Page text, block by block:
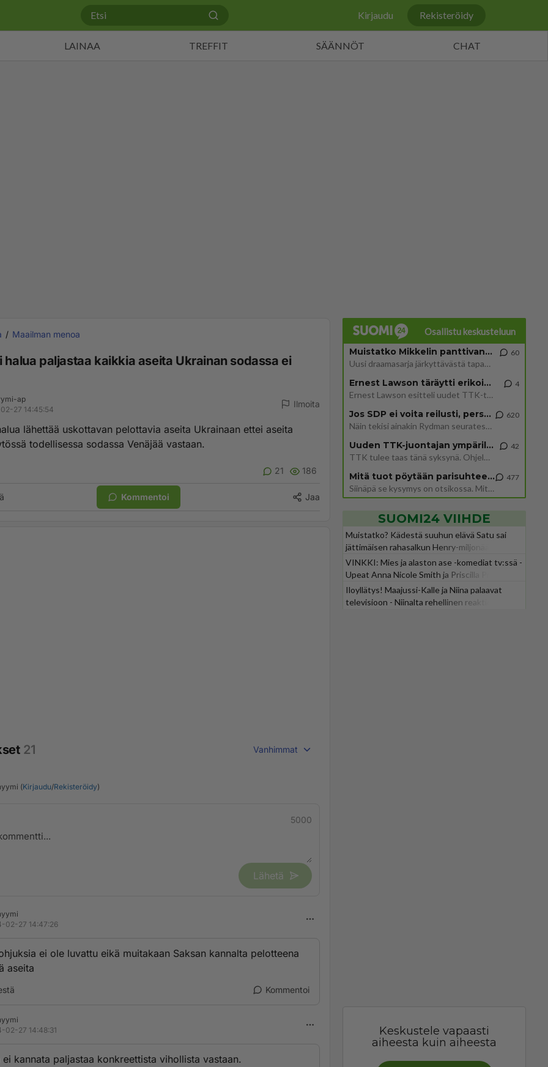
Kirjaudu Rekisteröidy
LAINAA TREFFIT SÄÄNNÖT CHAT
Maailman menoa
halua paljastaa kaikkia aseita Ukrainan sodassa ei
ap
27 14:45:54
Ilmoita
lähettää uskottavan pelottavia aseita Ukrainaan ettei aseita
todellisessa sodassa Venäjää vastaan.
21 186
Kommentoi Jaa
21 Vanhimmat
(Kirjaudu/Rekisteröidy)
5000
Lähetä
02-27 14:47:26
ei ole luvattu eikä muitakaan Saksan kannalta pelotteena
aseita
Kommentoi
02-27 14:48:31
ei kannata paljastaa konkreettista vihollista vastaan.
Osallistu keskusteluun
Muistatko Mikkelin panttivankidraaman?
Uusi draamasarja järkyttävästä tapauksesta on tulossa. Tositapahtumiin perustuva sarja ammentaa vuoden 1986 Mikkelin pan
60
Ernest Lawson täräytti erikoisen heiton TTK-lehdistötilaisuudessa: " Onko tässä tarkoituksena...?"
Ernest Lawson esitteli uudet TTK-tähtioppilaat ja opettajat torstaina 6.8. lehdistölle. Tulevalla kaudella on yksi hausk
4
Jos SDP ei voita reilusti, persut kumoavat demokratian Suomesta
Näin tekisi ainakin Rydman seuratessaan idolinsa Trumpin mallia https://www.is.fi/politiikka/art-2000012187244.html
620
Uuden TTK-juontajan ympärillä epätietoisuus sakenee - Nyt MTV hämmentää soppaa
TTK tulee taas tänä syksynä. Ohjelman uudet tähtioppilaat julkistetaan torstaina 6. elokuuta klo 14 alkavassa lehdistö
42
Mitä tuot pöytään parisuhteessa?
Siinäpä se kysymys on otsikossa. Mitäpä siis tuot/toisit pöytään parisuhteessa? Oletko mies vai nainen? Koetko sen mitä
477
SUOMI24 VIIHDE
Muistatko? Kädestä suuhun elävä Satu sai
jättimäisen rahasalkun Henry-miljonääriltä
VINKKI: Mies ja alaston ase -komediat tv:ssä -
Upeat Anna Nicole Smith ja Priscilla Presley
mukana
Iloyllätys! Maajussi-Kalle ja Niina palaavat
televisioon - Niinalta rehellinen reaktio:
Keskustele vapaasti
aiheesta kuin aiheesta